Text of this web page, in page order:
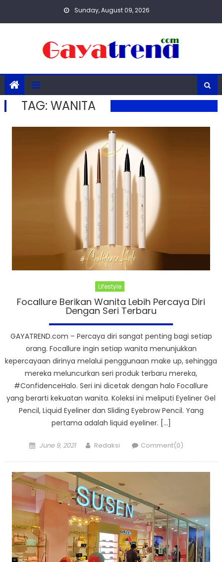
Sunday, August 09, 2026
TAG: WANITA
Lifestyle
Focallure Berikan Wanita Lebih Percaya Diri
Dengan Seri Terbaru
GAYATREND.com – Percaya diri sangat penting bagi setiap
orang. Focallure ingin setiap wanita menunjukkan
kepercayaan dirinya melalui penggunaan make up, sehingga
mereka meluncurkan seri produk terbaru mereka,
#ConfidenceHalo. Seri ini dicetak dengan halo Focallure
yang berarti kekuatan wanita. Koleksi ini meliputi Eyeliner Gel
Pencil, Liquid Eyeliner dan Sliding Eyebrow Pencil. Yang
pertama adalah liquid eyeliner. […]
Posted
June 9, 2021 Author
Redaksi Comment(0)